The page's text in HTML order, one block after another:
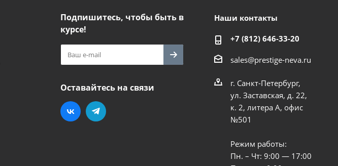
Подпишитесь, чтобы быть в
курсе!
Оставайтесь на связи
Наши контакты
+7 (812) 646-33-20
sales@prestige-neva.ru
г. Санкт-Петербург,
ул. Заставская, д. 22,
к. 2, литера А, офис
№501
Режим работы:
Пн. – Чт: 9:00 — 17:00